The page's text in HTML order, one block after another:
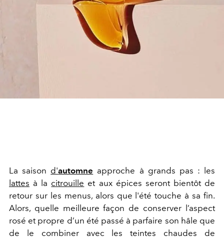
La saison d'automne approche à grands pas : les
lattes à la citrouille et aux épices seront bientôt de
retour sur les menus, alors que l'été touche à sa fin.
Alors, quelle meilleure façon de conserver l’aspect
rosé et propre d’un été passé à parfaire son hâle que
de le combiner avec les teintes chaudes de